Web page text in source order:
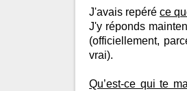
J'avais repéré ce
J'y réponds
(officiellement,
vrai).
Qu’est-ce qui te